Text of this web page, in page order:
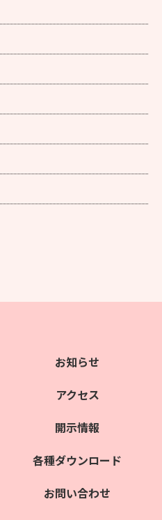
お知らせ
アクセス
開示情報
各種ダウンロード
お問い合わせ